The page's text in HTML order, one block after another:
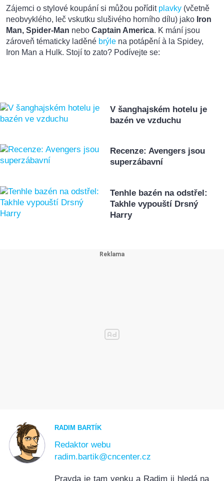
Zájemci o stylové koupání si můžou pořídit plavky (včetně
neobvyklého, leč vskutku slušivého horního dílu) jako Iron
Man, Spider-Man nebo Captain America. K mání jsou
zároveň tématicky laděné brýle na potápění à la Spidey,
Iron Man a Hulk. Stojí to zato? Podívejte se:
V šanghajském hotelu je
bazén ve vzduchu
Recenze: Avengers jsou
superzábavní
Tenhle bazén na odstřel:
Takhle vypouští Drsný
Harry
RADIM BARTÍK
Redaktor webu
radim.bartik@cncenter.cz
Pravda je tam venku a Radim ji hledá na